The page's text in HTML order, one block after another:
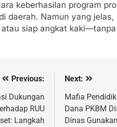
keberhasilan program
daerah. Namun yang jelas,
siap angkat
Previous:
Dukungan
RUU
Langkah
Next:
Mafia
Dana PKBM
Dinas